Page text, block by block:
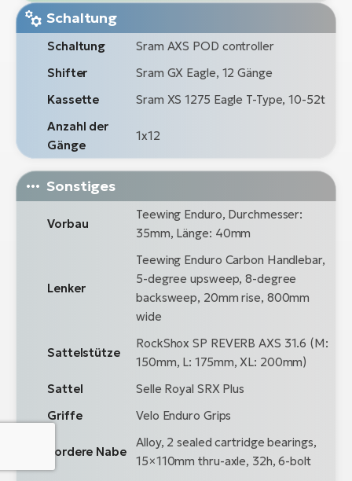
Schaltung
Schaltung
Sram AXS POD controller
Shifter
Sram GX Eagle, 12 Gänge
Kassette
Sram XS 1275 Eagle T-Type, 10-52t
Anzahl der
Gänge
1x12
Sonstiges
Vorbau
Teewing Enduro, Durchmesser:
35mm, Länge: 40mm
Lenker
Teewing Enduro Carbon Handlebar,
5-degree upsweep, 8-degree
backsweep, 20mm rise, 800mm
wide
Sattelstütze
RockShox SP REVERB AXS 31.6 (M:
150mm, L: 175mm, XL: 200mm)
Sattel
Selle Royal SRX Plus
Griffe
Velo Enduro Grips
Vordere Nabe
Alloy, 2 sealed cartridge bearings,
15×110mm thru-axle, 32h, 6-bolt